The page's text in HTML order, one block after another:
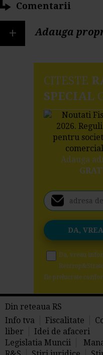
Comentarii
+ Adauga
CITESTE
SPECIAL
Adauga
Da, vreau
fie prelucrate
Din reteaua RS
Info tva
Fiscalitate
liber
Idei de afaceri
Legislatia Muncii